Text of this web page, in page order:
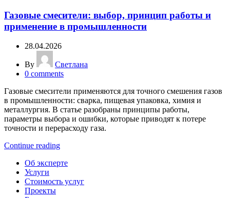
Газовые смесители: выбор, принцип работы и
применение в промышленности
28.04.2026
By
Светлана
0 comments
Газовые смесители применяются для точного смешения газов
в промышленности: сварка, пищевая упаковка, химия и
металлургия. В статье разобраны принципы работы,
параметры выбора и ошибки, которые приводят к потере
точности и перерасходу газа.
Continue reading
Об эксперте
Услуги
Стоимость услуг
Проекты